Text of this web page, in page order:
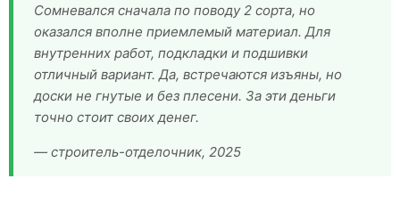
Сомневался сначала по поводу 2 сорта, но
оказался вполне приемлемый материал. Для
внутренних работ, подкладки и подшивки
отличный вариант. Да, встречаются изъяны, но
доски не гнутые и без плесени. За эти деньги
точно стоит своих денег.
— строитель-отделочник, 2025